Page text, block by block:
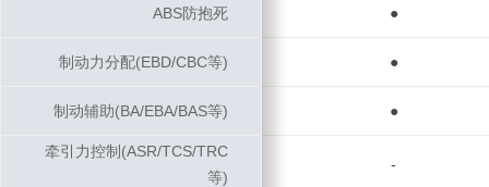
ABS防抱死 ●
制动力分配(EBD/CBC等) ●
制动辅助(BA/EBA/BAS等) ●
牵引力控制(ASR/TCS/TRC
等)
-
ABS防抱死
制动力分配(EBD/CBC等)
制动辅助(BA/EBA/BAS等)
牵引力控制(ASR/TCS/TRC
等)